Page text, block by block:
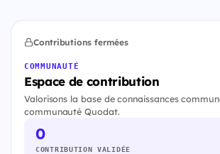
Contributions fermées
COMMUNAUTÉ
Espace de contribution
Valorisons la base de connaissances
communauté Quodat.
0
CONTRIBUTION VALIDÉE